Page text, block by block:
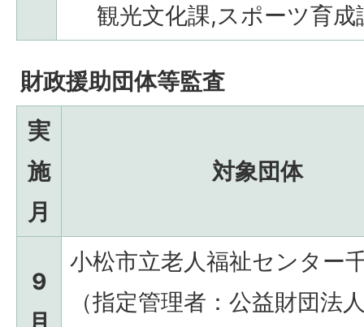
観光文化課,スポーツ育成
財政援助団体等監査
実
施
月
対象団体
9
小松市立老人福祉センター
（指定管理者：公益財団法